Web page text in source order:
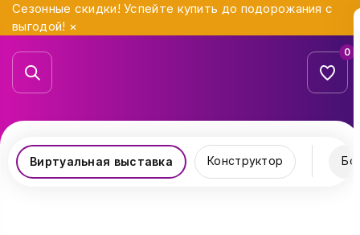
Сезонные скидки! Успейте купить до подорожания с
выгодой! ×
0
Виртуальная выставка Конструктор